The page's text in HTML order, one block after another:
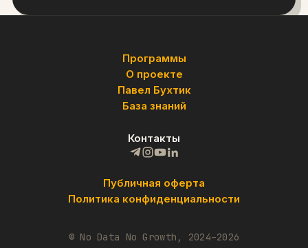
Программы
О проекте
Павел Бухтик
База знаний
Контакты
Публичная оферта
Политика конфиденциальности
© No Data No Growth, 2024–2026